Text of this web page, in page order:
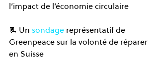
l’impact de l’économie circulaire
📃 Un sondage représentatif de
Greenpeace sur la volonté de réparer
en Suisse